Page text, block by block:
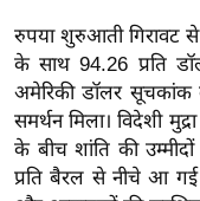
वि
शे
ष
ज्ञ
रा
रुपया शुरुआती गिरावट
के साथ 94.26 प्रति
अमेरिकी डॉलर
समर्थन मिला। विदेशी
के बीच शांति की
प्रति बैरल से नीचे आ गई